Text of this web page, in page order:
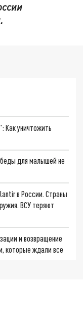
Как уничтожить
для малышей не
в России. Страны
ВСУ теряют
и возвращение
которые ждали все